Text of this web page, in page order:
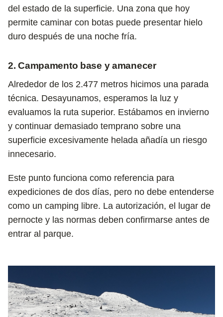
del estado de la superficie. Una zona que hoy
permite caminar con botas puede presentar hielo
duro después de una noche fría.
2. Campamento base y amanecer
Alrededor de los 2.477 metros hicimos una parada
técnica. Desayunamos, esperamos la luz y
evaluamos la ruta superior. Estábamos en invierno
y continuar demasiado temprano sobre una
superficie excesivamente helada añadía un riesgo
innecesario.
Este punto funciona como referencia para
expediciones de dos días, pero no debe entenderse
como un camping libre. La autorización, el lugar de
pernocte y las normas deben confirmarse antes de
entrar al parque.